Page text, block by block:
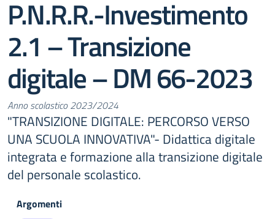
P.N.R.R.-Investimento
2.1 – Transizione
digitale – DM 66-2023
Anno scolastico 2023/2024
"TRANSIZIONE DIGITALE: PERCORSO VERSO
UNA SCUOLA INNOVATIVA"- Didattica digitale
integrata e formazione alla transizione digitale
del personale scolastico.
Argomenti